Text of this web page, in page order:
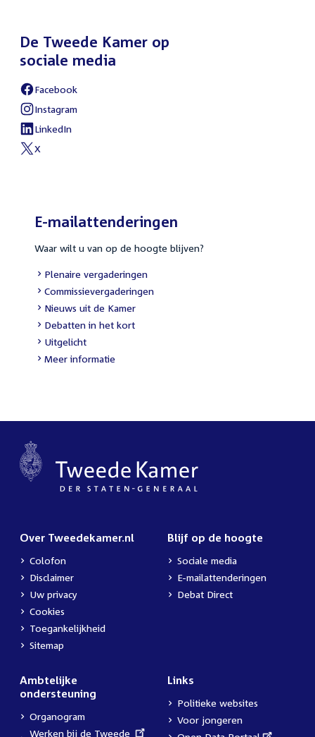
De Tweede Kamer op
sociale media
External
link:
Facebook
External
link:
Instagram
External
link:
LinkedIn
External
X
E-mailattenderingen
Waar wilt u van op de hoogte blijven?
External
link:
Plenaire vergaderingen
External
link:
Commissievergaderingen
External
link:
Nieuws uit de Kamer
External
link:
Debatten in het kort
External
link:
Uitgelicht
Meer informatie
Over Tweedekamer.nl
Colofon
Disclaimer
Uw privacy
Cookies
Toegankelijkheid
Sitemap
Blijf op de hoogte
Sociale media
E-mailattenderingen
Debat Direct
Ambtelijke
ondersteuning
Organogram
External
Werken bij de Tweede
Links
Politieke websites
Voor jongeren